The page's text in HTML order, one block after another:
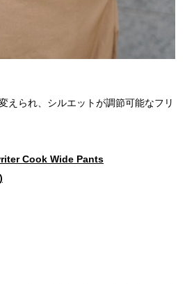
えられ、シルエットが調節可能なフリ
Cook Wide Pants